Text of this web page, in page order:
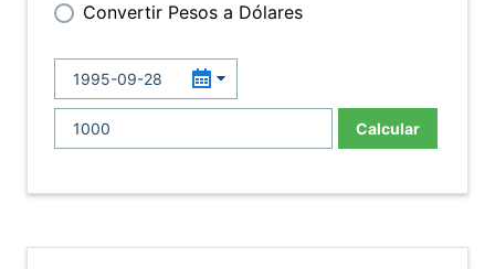
Convertir Pesos a Dólares
Calcular